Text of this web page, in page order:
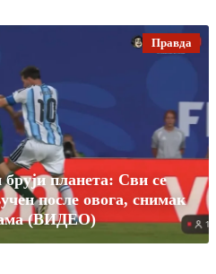
Правда
планета: Сви се
после овога, снимак
(ВИДЕО)